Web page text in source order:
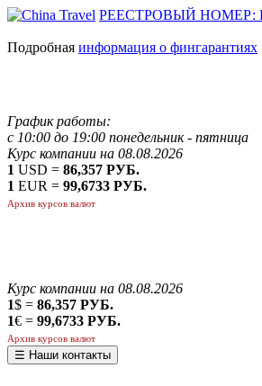
РЕЕСТРОВЫЙ НОМЕР:
Подробная информация о фингарантиях
График работы:
с 10:00 до 19:00 понедельник - пятница
Курс компании на 08.08.2026
1 USD = 86,357 РУБ.
1 EUR = 99,6733 РУБ.
Архив курсов валют
Курс компании на 08.08.2026
1$ = 86,357 РУБ.
1€ = 99,6733 РУБ.
Архив курсов валют
☰ Наши контакты